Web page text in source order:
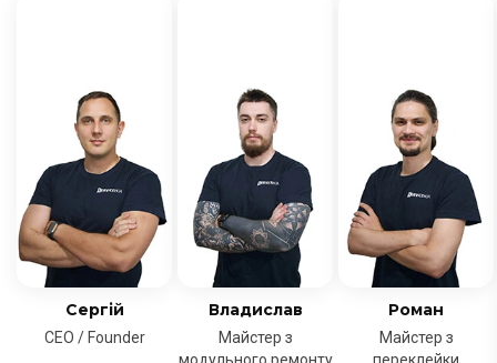
Сергій
CEO / Founder
Владислав
Майстер з
Роман
Майстер з